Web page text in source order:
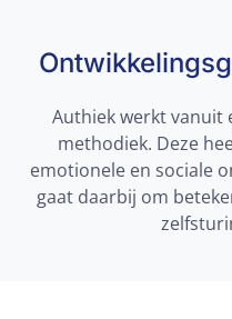
Authiek werkt vanuit
methodiek. Deze
emotionele en sociale
gaat daarbij om